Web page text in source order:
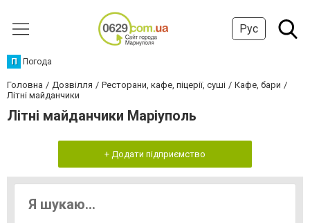
Рус
П Погода
Головна Дозвілля Ресторани, кафе, піцерії, суші
Кафе, бари
Літні майданчики
Літні майданчики Маріуполь
+ Додати підприємство